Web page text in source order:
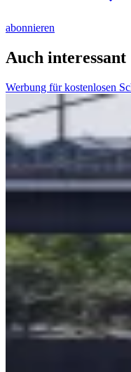
abonnieren
Auch interessant
Werbung für kostenlosen